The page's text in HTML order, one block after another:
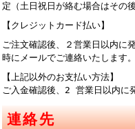
定（土日祝日が絡む場合はその
【クレジットカード払い】
ご注文確認後、２営業日以内に
時にメールでご連絡
【上記以外のお支払い方法】
ご入金確認後、2 営業日以内に
連絡先